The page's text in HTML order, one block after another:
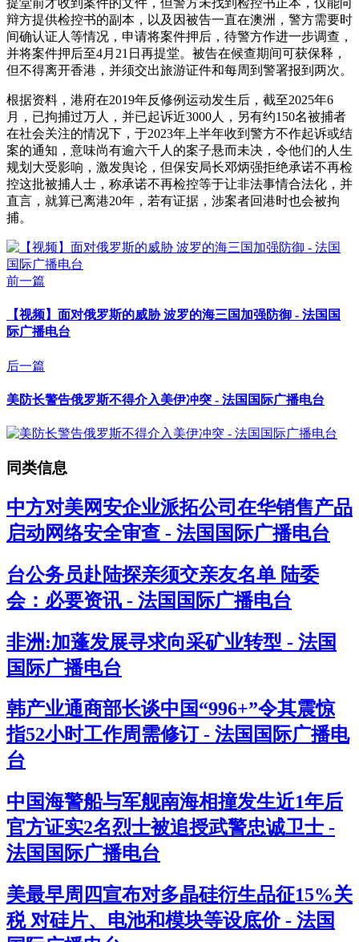
提堂前才收到案件的文件，但警方未找到检控书正本，仅能向
辩方提供检控书的副本，以及因被告一直在澳洲，警方需要时
间确认证人等情况，申请将案件押后，待警方作进一步调查，
并将案件押后至4月21日再提堂。被告在候查期间可获保释，
但不得离开香港，并须交出旅游证件和每周到警署报到两次。
根据资料，港府在2019年反修例运动发生后，截至2025年6
月，已拘捕过万人，并已起诉近3000人，另有约150名被捕者
在社会关注的情况下，于2023年上半年收到警方不作起诉或结
案的通知，意味尚有逾六千人的案子悬而未决，令他们的人生
规划大受影响，激发舆论，但保安局长邓炳强拒绝承诺不再检
控这批被捕人士，称承诺不再检控等于让非法事情合法化，并
直言，就算已离港20年，若有证据，涉案者回港时也会被拘
捕。
前一篇
【视频】面对俄罗斯的威胁 波罗的海三国加强防御 - 法国国
际广播电台
后一篇
美防长警告俄罗斯不得介入美伊冲突 - 法国国际广播电台
同类信息
中方对美网安企业派拓公司在华销售产品
启动网络安全审查 - 法国国际广播电台
台公务员赴陆探亲须交亲友名单 陆委
会：必要资讯 - 法国国际广播电台
非洲:加蓬发展寻求向采矿业转型 - 法国
国际广播电台
韩产业通商部长谈中国“996+”令其震惊
指52小时工作周需修订 - 法国国际广播电
台
中国海警船与军舰南海相撞发生近1年后
官方证实2名烈士被追授武警忠诚卫士 -
法国国际广播电台
美最早周四宣布对多晶硅衍生品征15%关
税 对硅片、电池和模块等设底价 - 法国